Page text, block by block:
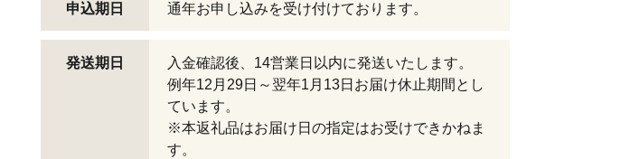
申込期日 通年お申し込みを受け付けております。
発送期日
入金確認後、14営業日以内に発送いたします。
例年12月29日～翌年1月13日お届け休止期間とし
ています。
※本返礼品はお届け日の指定はお受けできかねま
す。